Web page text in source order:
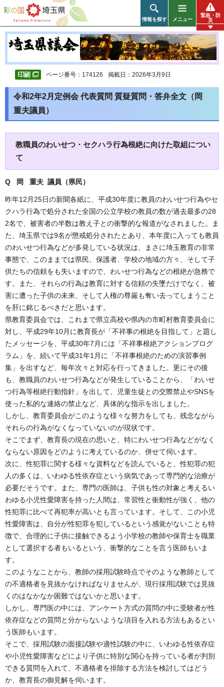
彩の国 埼玉県
情報を探す メニュー
緊急・防
災
ページ番号：174126 掲載日：2026年3月9日
令和2年2月定例会 代表質問 質疑質問・答弁全文（岡
重夫議員）
教職員のわいせつ・セクハラ行為根絶に向けた取組につい
て
Q 岡 重夫 議員（県民）
昨年12月25日の新聞各紙に、平成30年度に教員のわいせつ行為やセ
クハラ行為で処分された全国の公立学校の教員の数が過去最多の28
2名で、被害者の半数は教え子との衝撃的な報道がなされました。ま
た、埼玉県では9名が懲戒処分されたとあり、本年度に入っても教員
のわいせつ行為などが多発している状況は、まさに埼玉教育の非常
事態で、このままでは県民、保護者、学校の地域の方々、そして子
供たちの信頼をも失いますので、わいせつ行為などの根絶が急務で
す。また、それらの行為は教育に対する信頼の失墜だけでなく、被
害に遭った子供の未来、そして人権の尊厳も奪い去ってしまうこと
を肝に銘じるべきだと思います。
県教育委員会では、これまで県立高校や県内の市町村教育委員会に
対し、平成29年10月に教育長が「不祥事の根絶を目指して」と題し
たメッセージを、平成30年7月には「不祥事根絶アクションプログ
ラム」を、続いて平成31年1月に「不祥事根絶のための演習事例
集」を出すなど、毎年次々と対応を行ってきました。更にその後
も、教職員のわいせつ行為などが発生していることから、「わいせ
つ行為等根絶行動指針」を出して、児童生徒との交際禁止やSNSを
使った私的な連絡の禁止など、具体的な指示を出しました。
しかし、教育委員会がこのような様々な努力をしても、残念ながら
それらの行為がなくなっていないのが現状です。
そこでまず、教育長の現在の思いと、特にわいせつ行為などがなく
ならない原因をどのように考えているのか、併せて伺います。
次に、性犯罪に関する様々な資料などを読んでいると、性犯罪の犯
人の多くは、いわゆる性依存症という病気であって専門的な治療が
必要だそうです。また、専門の医師は、子供も性の対象と考えるい
わゆる小児性愛障害を持った人間は、常習性と衝動性が強く、他の
性犯罪に比べて再犯率が高いとも言っています。そして、この小児
性愛障害は、自分が性犯罪を犯しているという感覚がないことも特
徴で、合理的に子供に接触できるよう小学校の教師や保育士を職業
として選択する者もいるという、衝撃的なことを言う医師もいま
す。
このようなことから、教師の採用試験時点でそのような教師として
の不適格者を見抜かなければなりませんが、現行採用試験では見抜
くのはなかなか困難ではないかと思います。
しかし、専門医の中には、アンケート方式の質問の中に受験者が性
依存症などの質問と分からないような項目を入れる方法もあるとい
う医師もいます。
そこで、採用試験の面接試験や適性試験の中に、いわゆる性依存症
や小児性愛障害などにより子供に特別な関心を持っている者が判別
できる質問を入れて、不適格者を排除する方法を検討してはどう
か、教育長の御見解を伺います。